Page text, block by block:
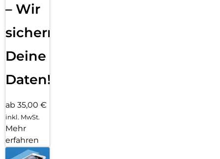
– Wir
sichern
Deine
Daten!
ab 35,00 €
inkl. MwSt.
Mehr
erfahren